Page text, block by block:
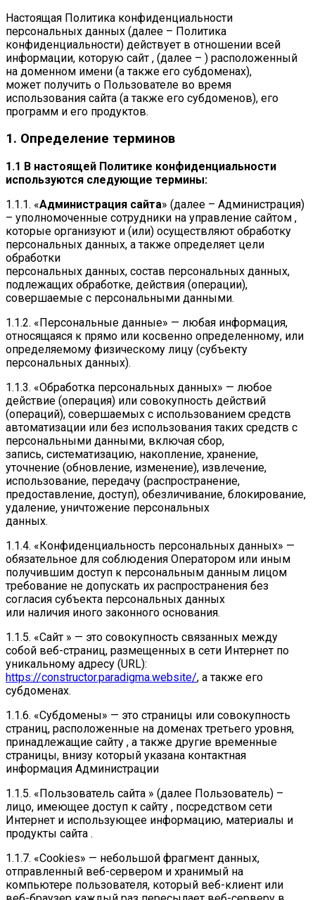
Настоящая Политика конфиденциальности
персональных данных (далее – Политика
конфиденциальности) действует в отношении всей
информации, которую сайт , (далее – ) расположенный
на доменном имени (а также его субдоменах),
может получить о Пользователе во время
использования сайта (а также его субдоменов), его
программ и его продуктов.
1. Определение терминов
1.1 В настоящей Политике конфиденциальности
используются следующие термины:
1.1.1. «Администрация сайта» (далее – Администрация)
– уполномоченные сотрудники на управление сайтом ,
которые организуют и (или) осуществляют обработку
персональных данных, а также определяет цели
обработки
персональных данных, состав персональных данных,
подлежащих обработке, действия (операции),
совершаемые с персональными данными.
1.1.2. «Персональные данные» — любая информация,
относящаяся к прямо или косвенно определенному, или
определяемому физическому лицу (субъекту
персональных данных).
1.1.3. «Обработка персональных данных» — любое
действие (операция) или совокупность действий
(операций), совершаемых с использованием средств
автоматизации или без использования таких средств с
персональными данными, включая сбор,
запись, систематизацию, накопление, хранение,
уточнение (обновление, изменение), извлечение,
использование, передачу (распространение,
предоставление, доступ), обезличивание, блокирование,
удаление, уничтожение персональных
данных.
1.1.4. «Конфиденциальность персональных данных» —
обязательное для соблюдения Оператором или иным
получившим доступ к персональным данным лицом
требование не допускать их распространения без
согласия субъекта персональных данных
или наличия иного законного основания.
1.1.5. «Сайт » — это совокупность связанных между
собой веб-страниц, размещенных в сети Интернет по
уникальному адресу (URL):
https://constructor.paradigma.website/, а также его
субдоменах.
1.1.6. «Субдомены» — это страницы или совокупность
страниц, расположенные на доменах третьего уровня,
принадлежащие сайту , а также другие временные
страницы, внизу который указана контактная
информация Администрации
1.1.5. «Пользователь сайта » (далее Пользователь) –
лицо, имеющее доступ к сайту , посредством сети
Интернет и использующее информацию, материалы и
продукты сайта .
1.1.7. «Cookies» — небольшой фрагмент данных,
отправленный веб-сервером и хранимый на
компьютере пользователя, который веб-клиент или